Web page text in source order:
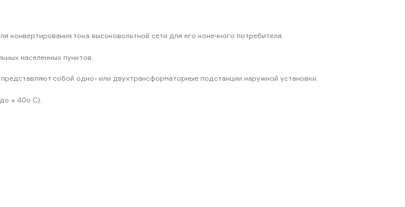
тока высоковольтной сети для его конечного потребителя.
населенных пунктов.
собой одно- или двухтрансформаторные подстанции наружной установки.
+ 40o С).